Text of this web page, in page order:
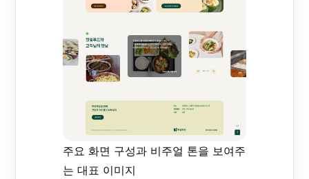
주요 화면 구성과 비주얼 톤을 보여주
는 대표 이미지